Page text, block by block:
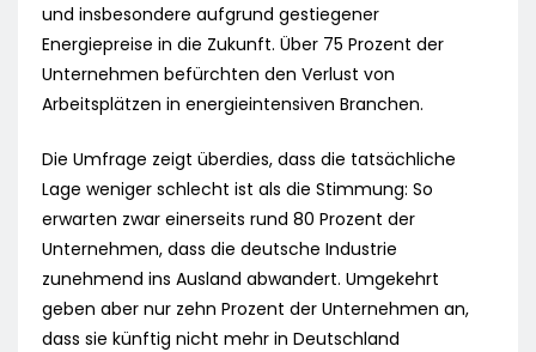
und insbesondere aufgrund gestiegener
Energiepreise in die Zukunft. Über 75 Prozent der
Unternehmen befürchten den Verlust von
Arbeitsplätzen in energieintensiven Branchen.
Die Umfrage zeigt überdies, dass die tatsächliche
Lage weniger schlecht ist als die Stimmung: So
erwarten zwar einerseits rund 80 Prozent der
Unternehmen, dass die deutsche Industrie
zunehmend ins Ausland abwandert. Umgekehrt
geben aber nur zehn Prozent der Unternehmen an,
dass sie künftig nicht mehr in Deutschland